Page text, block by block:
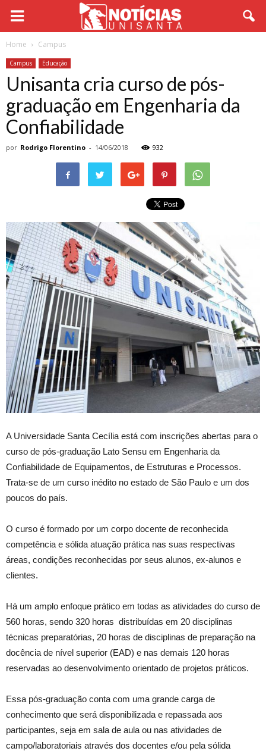
Home Campus
Campus Educação
Unisanta cria curso de pós-
graduação em Engenharia da
Confiabilidade
por Rodrigo Florentino - 14/06/2018 932
A Universidade Santa Cecília está com inscrições abertas para o
curso de pós-graduação Lato Sensu em Engenharia da
Confiabilidade de Equipamentos, de Estruturas e Processos.
Trata-se de um curso inédito no estado de São Paulo e um dos
poucos do país.
O curso é formado por um corpo docente de reconhecida
competência e sólida atuação prática nas suas respectivas
áreas, condições reconhecidas por seus alunos, ex-alunos e
clientes.
Há um amplo enfoque prático em todas as atividades do curso de
560 horas, sendo 320 horas distribuídas em 20 disciplinas
técnicas preparatórias, 20 horas de disciplinas de preparação na
docência de nível superior (EAD) e nas demais 120 horas
reservadas ao desenvolvimento orientado de projetos práticos.
Essa pós-graduação conta com uma grande carga de
conhecimento que será disponibilizada e repassada aos
participantes, seja em sala de aula ou nas atividades de
campo/laboratoriais através dos docentes e/ou pela sólida